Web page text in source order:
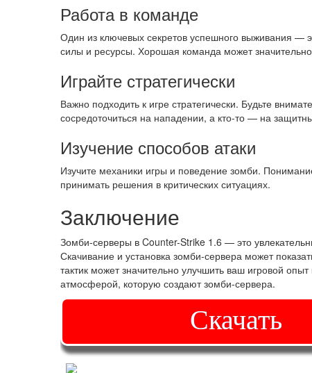
Работа в команде
Один из ключевых секретов успешного выживания —
силы и ресурсы. Хорошая команда может
Играйте стратегически
Важно подходить к игре стратегически. Будьте
сосредоточиться на нападении, а кто-то — на
Изучение способов атаки
Изучите механики игры и поведение зомби.
принимать решения в критических ситуациях.
Заключение
Зомби-серверы в Counter-Strike 1.6 — это
Скачивание и установка зомби-сервера может
тактик может значительно улучшить ваш игровой
атмосферой, которую создают зомби-сервера.
Скачать